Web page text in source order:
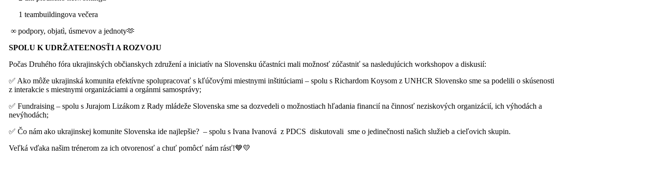
1 teambuildingova večera
∞ podpory, objatì, úsmevov a jednoty🫶
SPOLU K UDRŽATEĽNOSŤI A ROZVOJU
Počas Druhého fóra ukrajinských občianskych združení a iniciatív na Slovensku účastníci mali možnosť zúčastniť sa nasledujúcich workshopov a diskusií:
✅ Ako môže ukrajinská komunita efektívne spolupracovať s kľúčovými miestnymi inštitúciami – spolu s Richardom Koysom z UNHCR Slovensko sme sa podelili o skúsenosti
z interakcie s miestnymi organizáciami a orgánmi samosprávy;
✅ Fundraising – spolu s Jurajom Lizákom z Rady mládeže Slovenska sme sa dozvedeli o možnostiach hľadania financií na činnosť neziskových organizácií, ich výhodách a
nevýhodách;
✅ Čo nám ako ukrajinskej komunite Slovenska ide najlepšie? – spolu s Ivana Ivanová z PDCS diskutovali sme o jedinečnosti našich služieb a cieľovich skupin.
Veľká vďaka našim trénerom za ich otvorenosť a chuť pomôcť nám rásť!💙💛